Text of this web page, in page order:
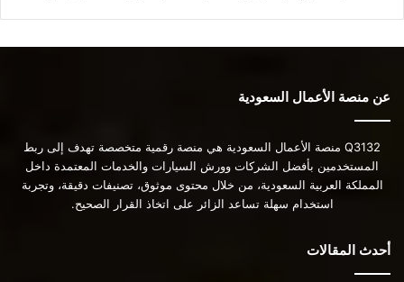
عن منصة الأعمال السعودية
Q3132 منصة الأعمال السعودية هي منصة رقمية متخصصة تهدف إلى ربط
المستخدمين بأفضل الشركات وورش السيارات والخدمات المعتمدة داخل
المملكة العربية السعودية، من خلال محتوى موثوق، تصنيفات دقيقة، وتجربة
استخدام سهلة تساعد الزائر على اتخاذ القرار الصحيح.
أحدث المقالات